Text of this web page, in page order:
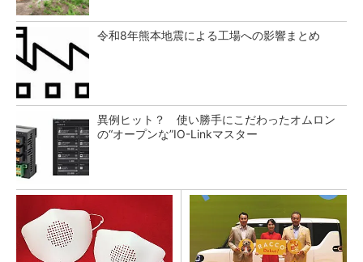
令和8年熊本地震による工場への影響まとめ
異例ヒット？ 使い勝手にこだわったオムロン
の“オープンな”IO-Linkマスター